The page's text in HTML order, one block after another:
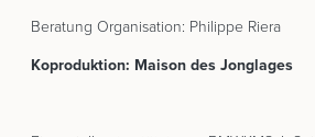
Beratung Organisation: Philippe Riera
Koproduktion: Maison des Jonglages